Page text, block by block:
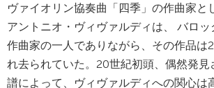
ヴァイオリン協奏曲「四季」の作曲家と
アントニオ・ヴィヴァルディは、 バロ
作曲家の一人でありながら、その作品は
れ去られていた。20世紀初頭、偶然発見
譜によって、ヴィヴァルディへの関心は